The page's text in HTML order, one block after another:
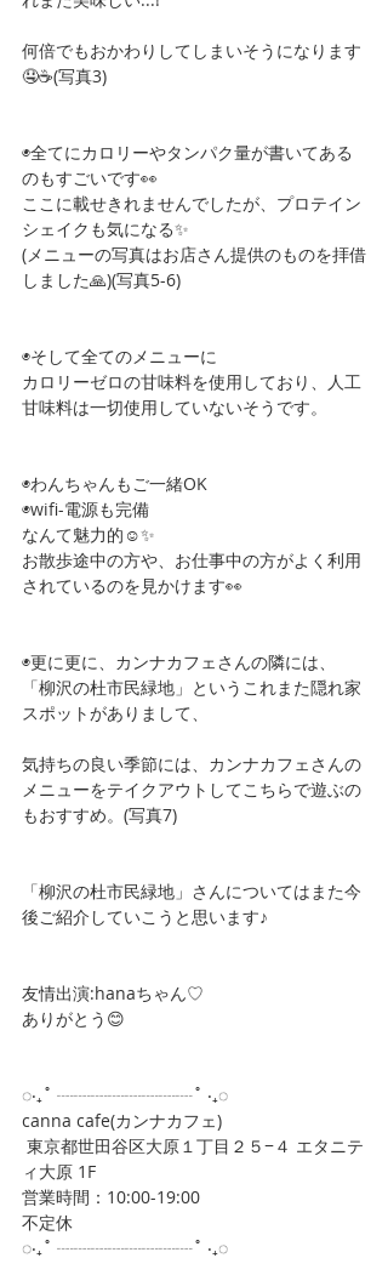
何倍でもおかわりしてしまいそうになります
🤤☕️(写真3)
◉全てにカロリーやタンパク量が書いてある
のもすごいです👀
ここに載せきれませんでしたが、プロテイン
シェイクも気になる✨
(メニューの写真はお店さん提供のものを拝借
しました🙏)(写真5-6)
◉そして全てのメニューに
カロリーゼロの甘味料を使用しており、人工
甘味料は一切使用していないそうです。
◉わんちゃんもご一緒OK
◉wifi-電源も完備
なんて魅力的☺️✨
お散歩途中の方や、お仕事中の方がよく利用
されているのを見かけます👀
◉更に更に、カンナカフェさんの隣には、
「柳沢の杜市民緑地」というこれまた隠れ家
スポットがありまして、
気持ちの良い季節には、カンナカフェさんの
メニューをテイクアウトしてこちらで遊ぶの
もおすすめ。(写真7)
「柳沢の杜市民緑地」さんについてはまた今
後ご紹介していこうと思います♪
友情出演:hanaちゃん♡
ありがとう😊
◌‧₊˚ ┈┈┈┈┈┈┈┈˚ ‧₊◌
canna cafe(カンナカフェ)
ィ大原 1F
営業時間：10:00-19:00
不定休
◌‧₊˚ ┈┈┈┈┈┈┈┈˚ ‧₊◌